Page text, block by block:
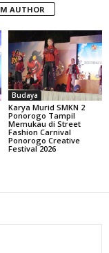
AUTHOR
Budaya
Karya Murid SMKN 2
Ponorogo Tampil
Memukau di Street
Fashion Carnival
Ponorogo Creative
Festival 2026